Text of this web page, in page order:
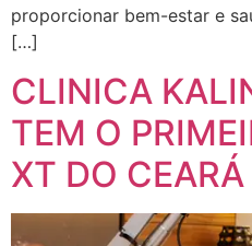
proporcionar bem-estar e
[…]
CLINICA
TEM O
XT DO CEARÁ